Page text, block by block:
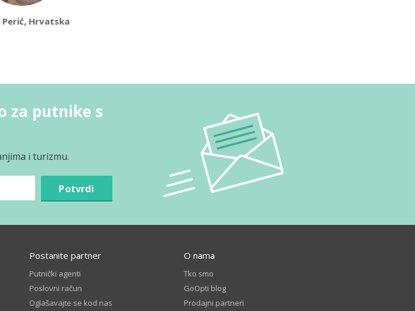
Hrvatska
za putnike s
i turizmu.
Potvrdi
Postanite partner
Putnički agenti
Poslovni račun
Oglašavajte se kod nas
O nama
Tko smo
GoOpti blog
Prodajni partneri